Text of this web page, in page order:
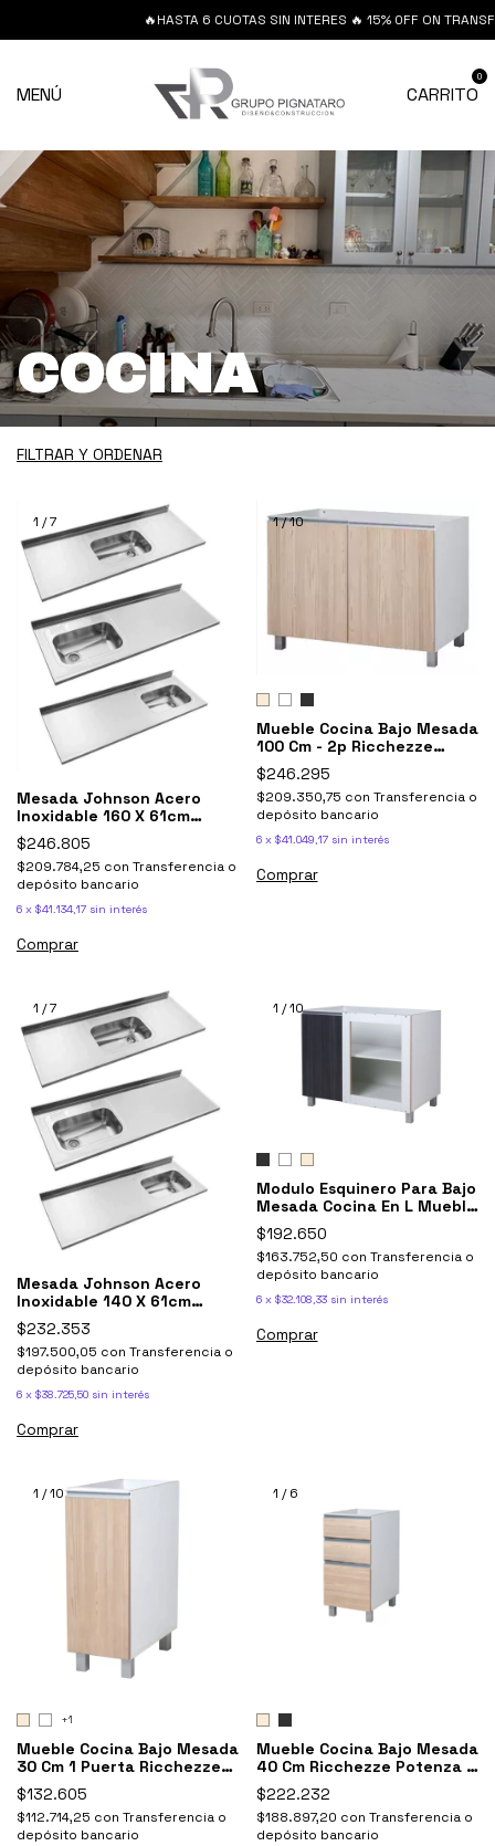
🔥HASTA 6 CUOTAS SIN INTERES 🔥 15% 0FF ON TRANSFERENCIA
MENÚ CARRITO
0
COCINA
FILTRAR Y ORDENAR
1 /7
Mesada Johnson Acero
Inoxidable 160 X 61cm
Bacha Simple 1.60
$246.805
$209.784,25 con Transferencia o
depósito bancario
6 x $41.134,17 sin interés
1/10
Mueble Cocina Bajo Mesada
100 Cm - 2p Ricchezze
Potenza
$246.295
$209.350,75 con Transferencia o
depósito bancario
6 x $41.049,17 sin interés
Comprar
1 /7
Mesada Johnson Acero
Inoxidable 140 X 61cm
Bacha Simple 1.40
$232.353
$197.500,05 con Transferencia o
depósito bancario
6 x $38.725,50 sin interés
1 /10
Modulo Esquinero Para Bajo
Mesada Cocina En L Mueble
Potenza
$192.650
$163.752,50 con Transferencia o
depósito bancario
6 x $32.108,33 sin interés
Comprar
1 /10
+1
Mueble Cocina Bajo Mesada
30 Cm 1 Puerta Ricchezze
Potenza
$132.605
$112.714,25 con Transferencia o
depósito bancario
1 /6
Mueble Cocina Bajo Mesada
40 Cm Ricchezze Potenza 3
Cajones
$222.232
$188.897,20 con Transferencia o
depósito bancario